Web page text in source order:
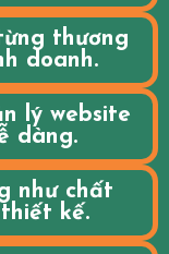
thương
doanh.
lý website
dàng.
như chất
kế.